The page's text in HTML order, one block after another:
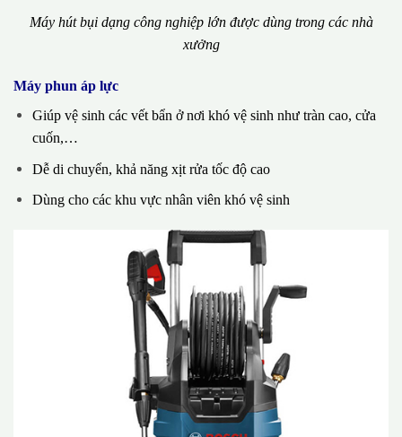
Máy hút bụi dạng công nghiệp lớn được dùng trong các nhà
xưởng
Máy phun áp lực
Giúp vệ sinh các vết bẩn ở nơi khó vệ sinh như tràn cao, cửa
cuốn,…
Dễ di chuyển, khả năng xịt rửa tốc độ cao
Dùng cho các khu vực nhân viên khó vệ sinh